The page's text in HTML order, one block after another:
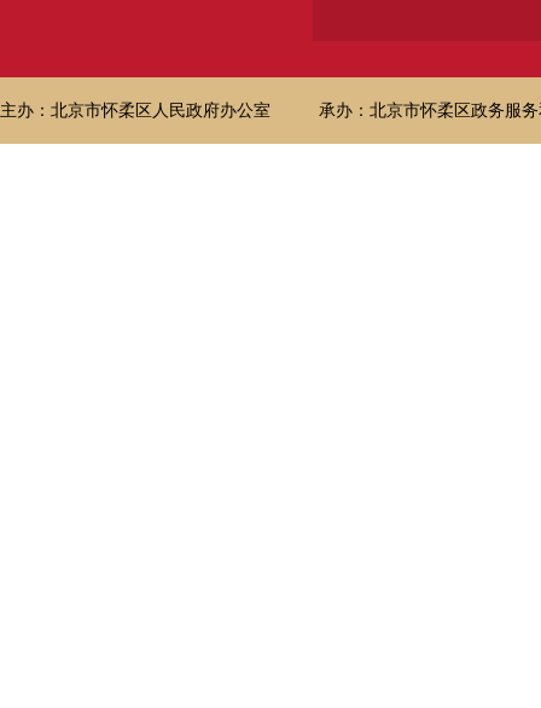
主办：北京市怀柔区人民政府办公室 承办：北京市怀柔区政务服